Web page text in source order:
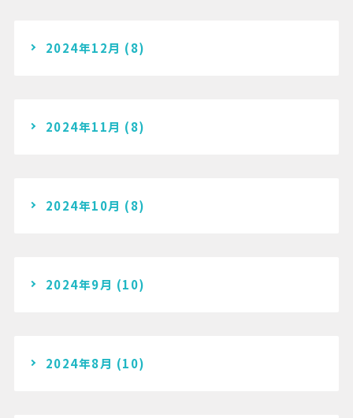
2024年12月 (8)
2024年11月 (8)
2024年10月 (8)
2024年9月 (10)
2024年8月 (10)